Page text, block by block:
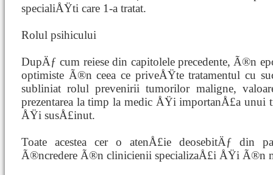
specialiÅŸti care 1-a tratat.
Rolul psihicului
DupÄƒ cum reiese din capitolele precedente, Ã®n
optimiste Ã®n ceea ce priveÅŸte tratamentul cu
subliniat rolul prevenirii tumorilor maligne,
prezentarea la timp la medic ÅŸi importanÅ£a unui
ÅŸi susÅ£inut.
Toate acestea cer o atenÅ£ie deosebitÄƒ din
Ã®ncredere Ã®n clinicienii specializaÅ£i ÅŸi Ã®n